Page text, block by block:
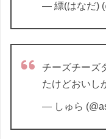
— 縹(はなだ)
チーズチーズ
たけどおいし
— しゅら